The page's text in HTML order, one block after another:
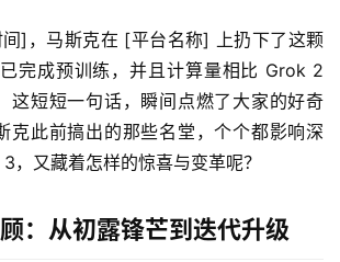
]，马斯克在 [平台名称] 上扔下了这颗
完成预训练，并且计算量相比 Grok 2
这短短一句话，瞬间点燃了大家的好奇
克此前搞出的那些名堂，个个都影响深
，又藏着怎样的惊喜与变革呢？
：从初露锋芒到迭代升级